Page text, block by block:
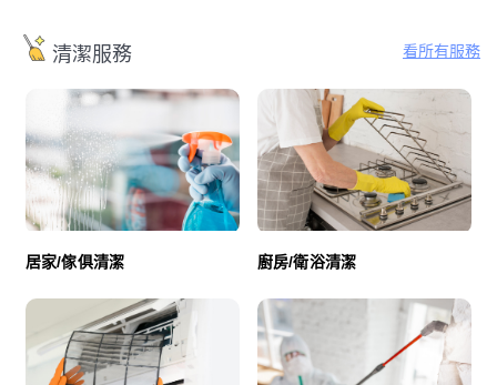
清潔服務 看所有服務
居家/傢俱清潔 廚房/衛浴清潔